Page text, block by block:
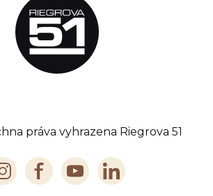
práva vyhrazena Riegrova 51